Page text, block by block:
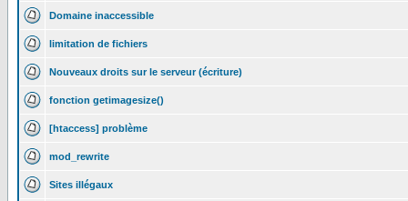
Domaine inaccessible
limitation de fichiers
Nouveaux droits sur le serveur (écriture)
fonction getimagesize()
[htaccess] problème
mod_rewrite
Sites illégaux